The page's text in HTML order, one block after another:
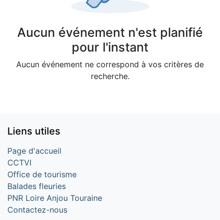
Aucun événement n'est planifié
pour l'instant
Aucun événement ne correspond à vos critères de
recherche.
Liens utiles
Page d'accueil
CCTVI
Office de tourisme
Balades fleuries
PNR Loire Anjou Touraine
Contactez-nous